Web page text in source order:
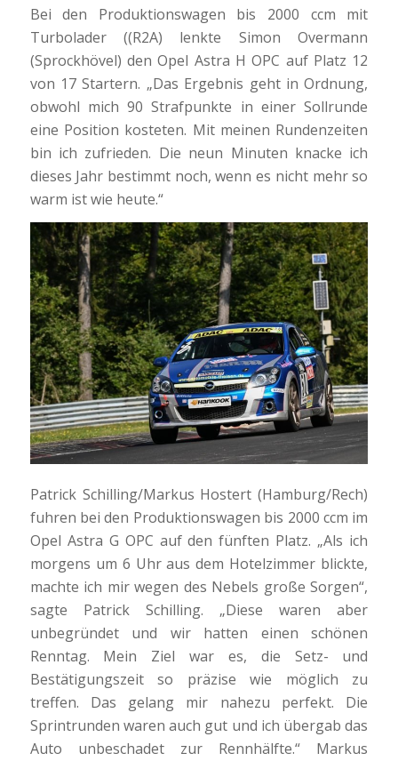
Bei den Produktionswagen bis 2000 ccm mit
Turbolader ((R2A) lenkte Simon Overmann
(Sprockhövel) den Opel Astra H OPC auf Platz 12
von 17 Startern. „Das Ergebnis geht in Ordnung,
obwohl mich 90 Strafpunkte in einer Sollrunde
eine Position kosteten. Mit meinen Rundenzeiten
bin ich zufrieden. Die neun Minuten knacke ich
dieses Jahr bestimmt noch, wenn es nicht mehr so
warm ist wie heute.“
Patrick Schilling/Markus Hostert (Hamburg/Rech)
fuhren bei den Produktionswagen bis 2000 ccm im
Opel Astra G OPC auf den fünften Platz. „Als ich
morgens um 6 Uhr aus dem Hotelzimmer blickte,
machte ich mir wegen des Nebels große Sorgen“,
sagte Patrick Schilling. „Diese waren aber
unbegründet und wir hatten einen schönen
Renntag. Mein Ziel war es, die Setz- und
Bestätigungszeit so präzise wie möglich zu
treffen. Das gelang mir nahezu perfekt. Die
Sprintrunden waren auch gut und ich übergab das
Auto unbeschadet zur Rennhälfte.“ Markus